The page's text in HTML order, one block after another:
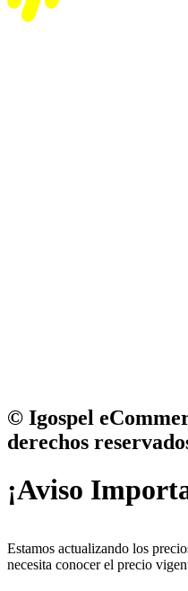
© Igospel
derechos
¡Aviso
Estamos actualizando los
necesita conocer el precio